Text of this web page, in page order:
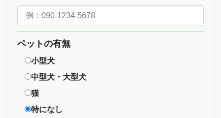
ペットの有無
小型犬
中型犬・大型犬
猫
特になし